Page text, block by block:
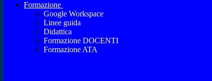
Formazione
Google Workspace
Linee guida
Didattica
Formazione DOCENTI
Formazione ATA